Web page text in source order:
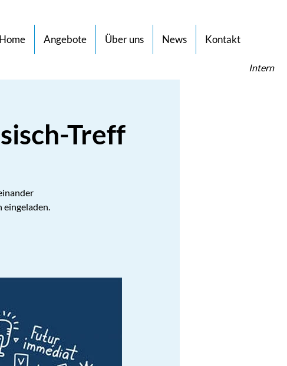
Home Angebote Über uns News Kontakt
Intern
Treff
eingeladen.